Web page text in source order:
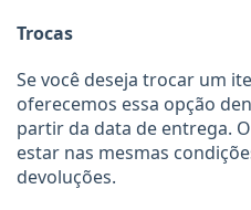
Trocas
Se você deseja trocar um
oferecemos essa opção
partir da data de entrega.
estar nas mesmas
devoluções.